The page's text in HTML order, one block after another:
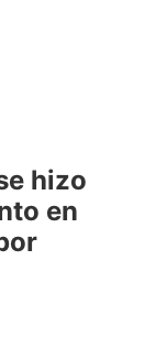
hizo
en